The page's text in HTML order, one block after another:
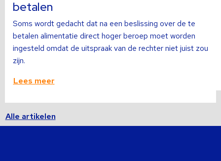
betalen
Soms wordt gedacht dat na een beslissing over de te
betalen alimentatie direct hoger beroep moet worden
ingesteld omdat de uitspraak van de rechter niet juist zou
zijn.
Lees meer
Alle artikelen